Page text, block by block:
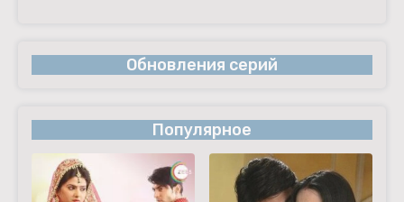
Обновления серий
Популярное